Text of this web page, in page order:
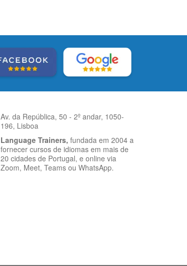
Av. da República, 50 - 2º andar, 1050-
196, Lisboa
Language Trainers, fundada em 2004 a
fornecer cursos de idiomas em mais de
20 cidades de Portugal, e online via
Zoom, Meet, Teams ou WhatsApp.